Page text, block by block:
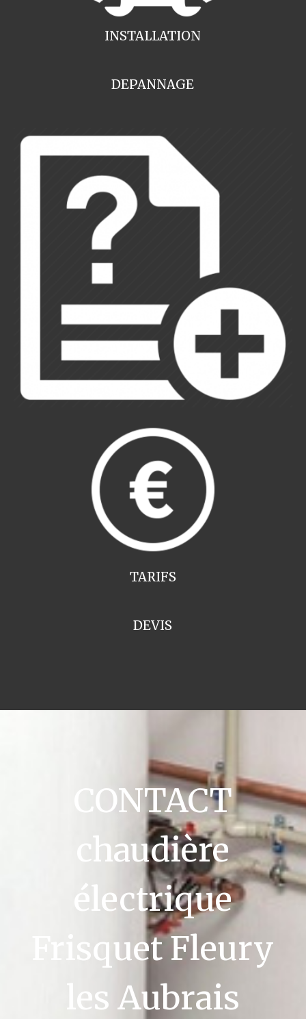
INSTALLATION
DEPANNAGE
TARIFS
DEVIS
CONTACT
chaudière
électrique
Frisquet Fleury
les Aubrais